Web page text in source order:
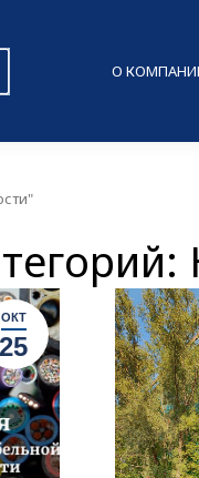
О
ОКТ
25